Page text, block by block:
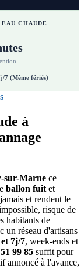
CHAUDE
7 (Même fériés)
à
sur-Marne ce
ballon fuit et
et rendent le
risque de
habitants de
un réseau d'artisans
7j/7, week-ends et
99 85 suffit pour
annoncé à l'avance,